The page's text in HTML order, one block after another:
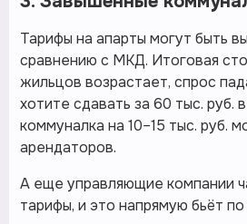
Тарифы на апарты могут быть
сравнению с МКД. Итоговая
жильцов возрастает, спрос
хотите сдавать за 60 тыс. руб.
коммуналка на 10–15 тыс. руб.
арендаторов.
А еще управляющие компании
тарифы, и это напрямую бьёт